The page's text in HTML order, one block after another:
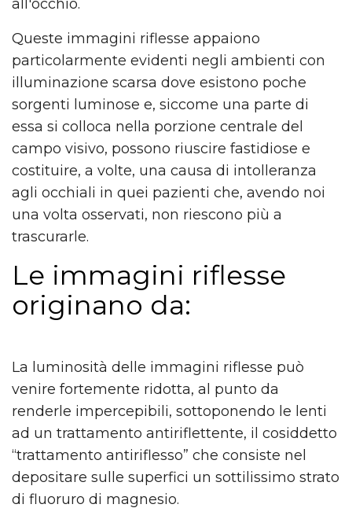
all'occhio.
Queste immagini riflesse appaiono
particolarmente evidenti negli ambienti con
illuminazione scarsa dove esistono poche
sorgenti luminose e, siccome una parte di
essa si colloca nella porzione centrale del
campo visivo, possono riuscire fastidiose e
costituire, a volte, una causa di intolleranza
agli occhiali in quei pazienti che, avendo noi
una volta osservati, non riescono più a
trascurarle.
Le immagini riflesse
originano da:
La luminosità delle immagini riflesse può
venire fortemente ridotta, al punto da
renderle impercepibili, sottoponendo le lenti
ad un trattamento antiriflettente, il cosiddetto
“trattamento antiriflesso” che consiste nel
depositare sulle superfici un sottilissimo strato
di fluoruro di magnesio.